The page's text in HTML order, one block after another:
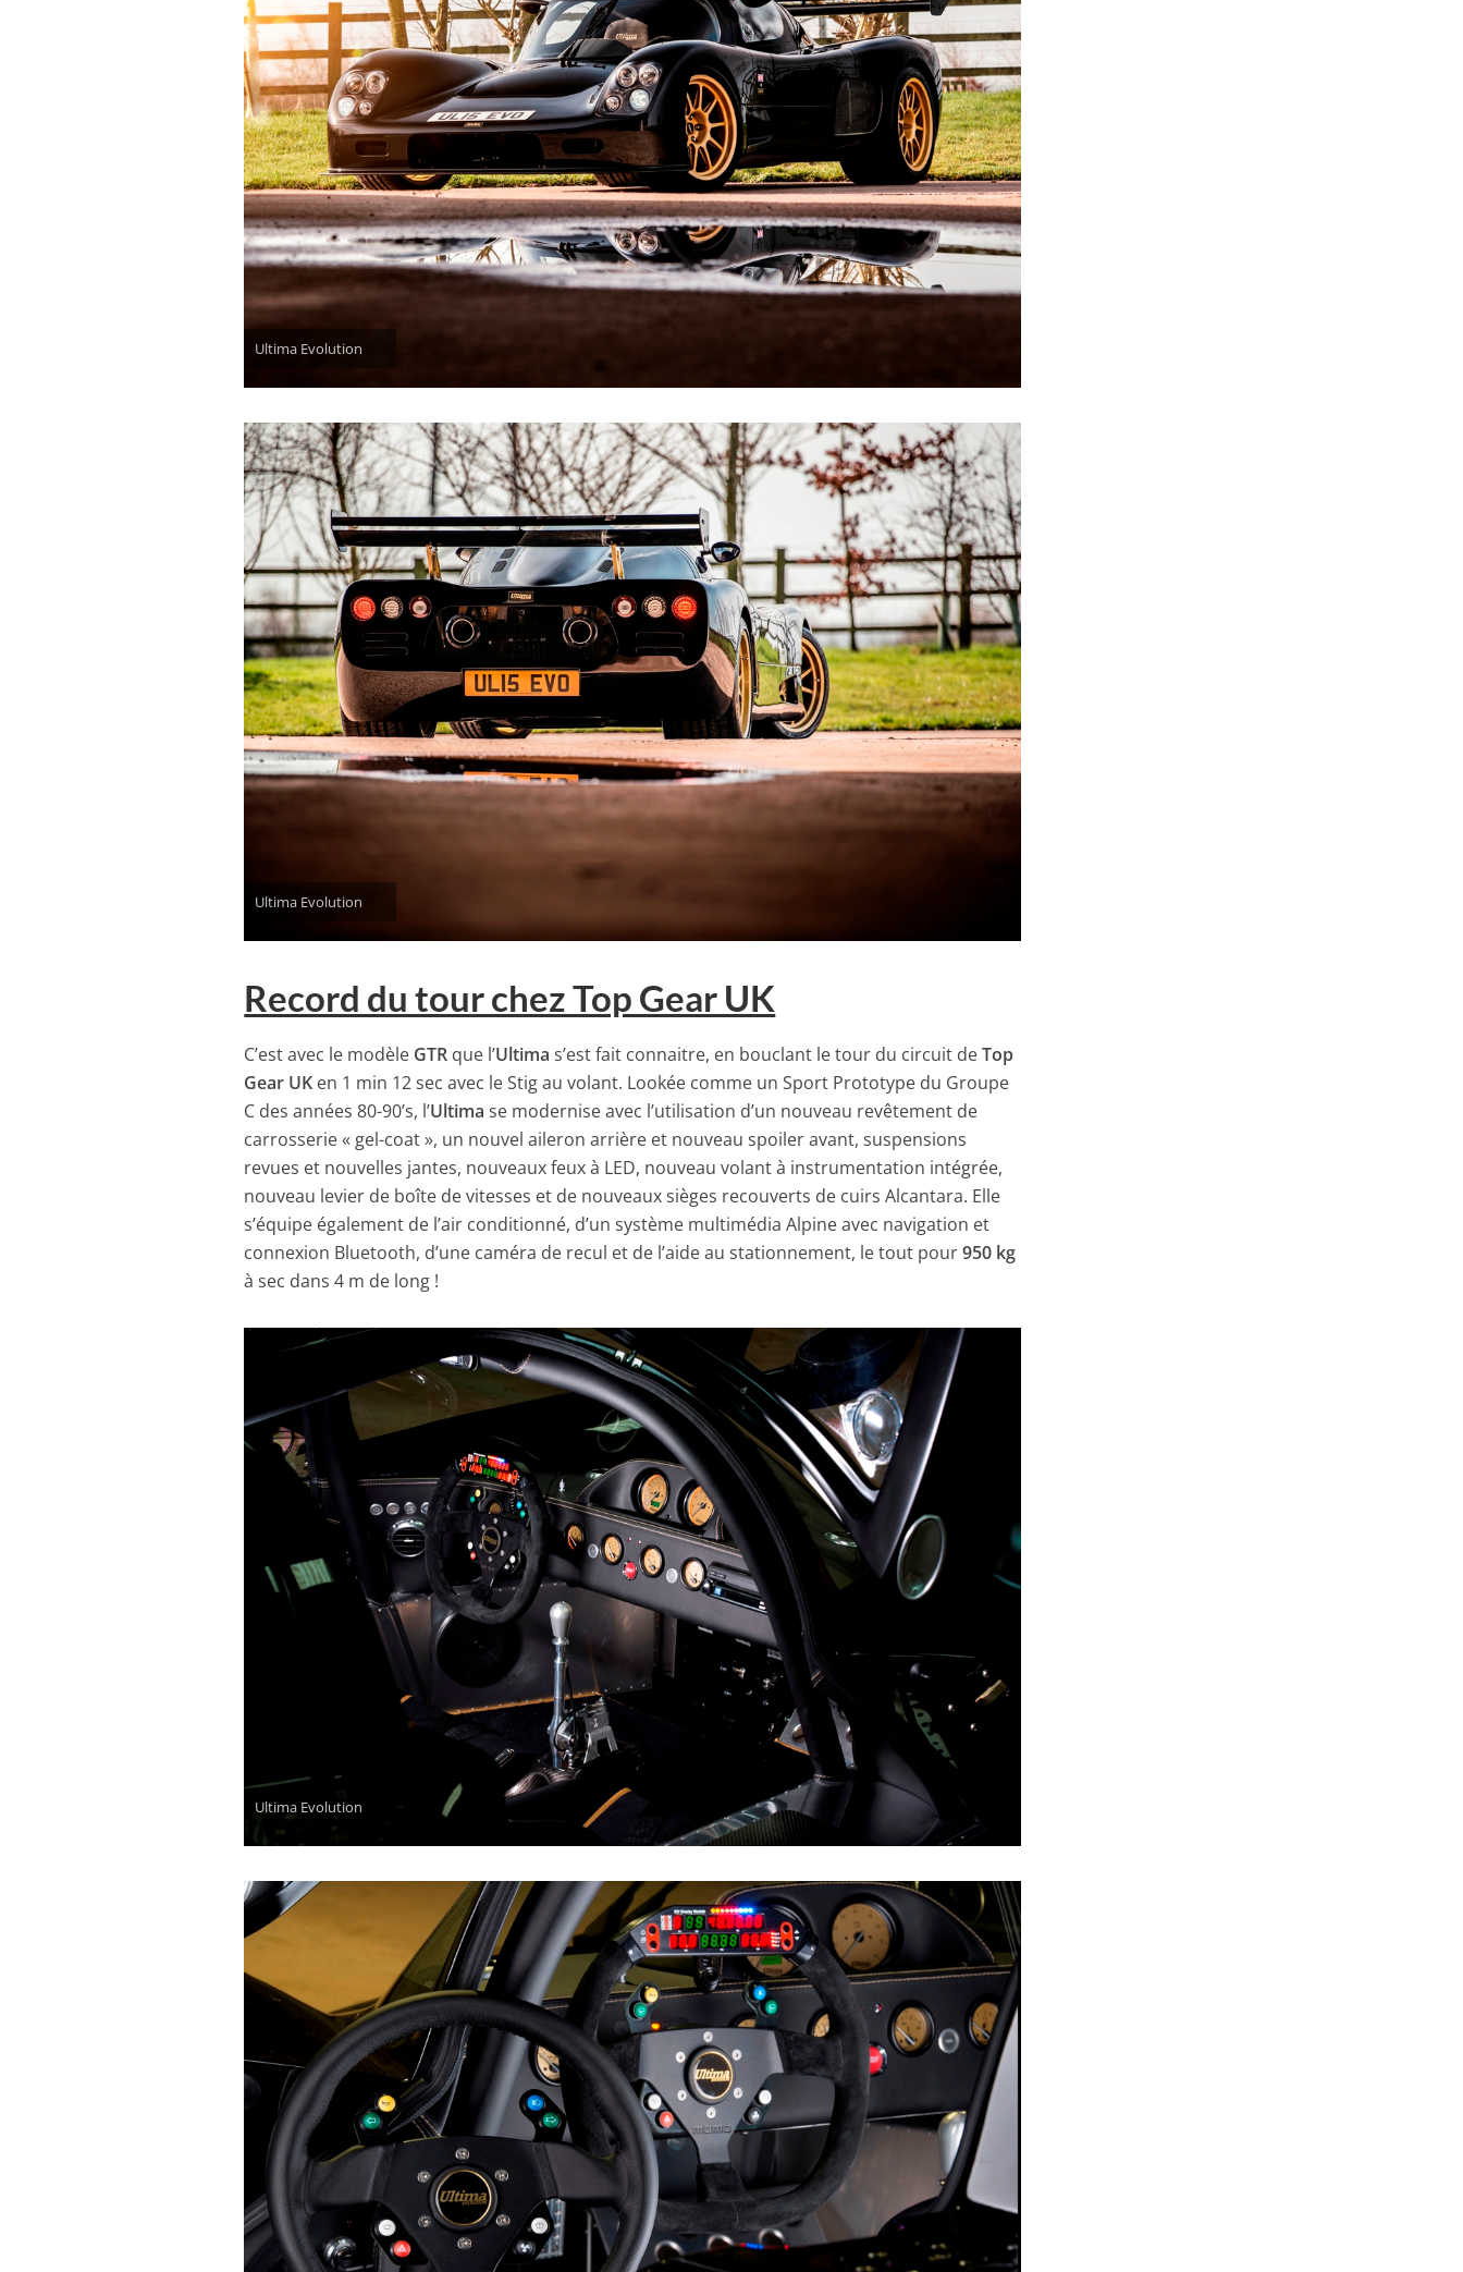
Ultima Evolution
Ultima Evolution
Record du tour chez Top Gear UK
C’est avec le modèle GTR que l’Ultima s’est fait connaitre, en bouclant le tour du circuit deTop
Gear UK en 1 min 12 sec avec le Stig au volant. Lookée comme un Sport Prototype du Groupe
C des années 80-90’s, l’Ultima se modernise avec l’utilisation d’un nouveau revêtement de
carrosserie « gel-coat », un nouvel aileron arrière et nouveau spoiler avant, suspensions
revues et nouvelles jantes, nouveaux feux à LED, nouveau volant à instrumentation intégrée,
nouveau levier de boîte de vitesses et de nouveaux sièges recouverts de cuirs Alcantara. Elle
s’équipe également de l’air conditionné, d’un système multimédia Alpine avec navigation et
connexion Bluetooth, d’une caméra de recul et de l’aide au stationnement, le tout pour950 kg
à sec dans 4 m de long !
Ultima Evolution